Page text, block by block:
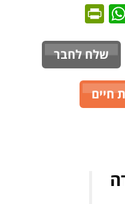
WhatsApp
שלח לחבר
חיים